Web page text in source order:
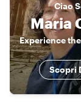
Ciao
Maria
Scopri